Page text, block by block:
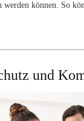
können. So
und